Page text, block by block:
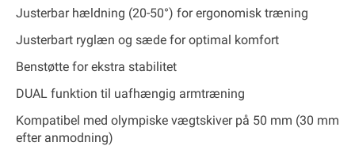
Justerbar hældning (20-50°) for ergonomisk træning
Justerbart ryglæn og sæde for optimal komfort
Benstøtte for ekstra stabilitet
DUAL funktion til uafhængig armtræning
Kompatibel med olympiske vægtskiver på 50 mm (30 mm
efter anmodning)